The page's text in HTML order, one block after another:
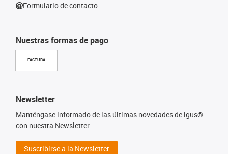
Nuestras formas de pago
FACTURA
Formulario de contacto
Newsletter
Manténgase informado de las últimas novedades de igus®
con nuestra Newsletter.
Suscribirse a la Newsletter